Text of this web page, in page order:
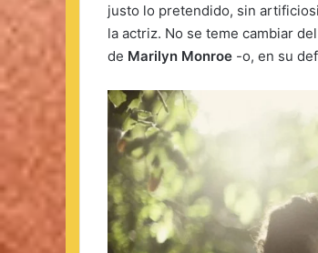
justo lo pretendido, sin
la actriz. No se teme cambiar
de Marilyn Monroe -o, en su